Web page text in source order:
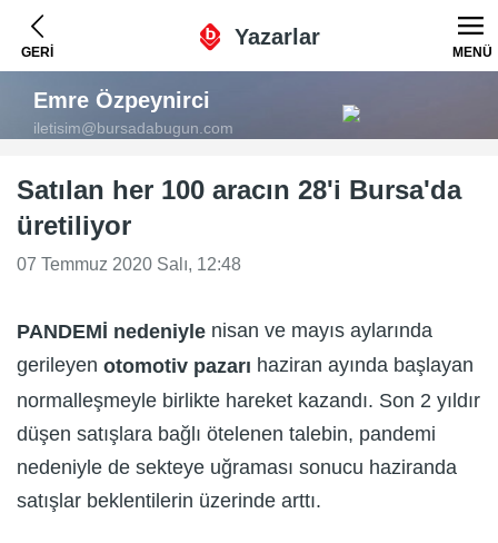
GERİ
Yazarlar
MENÜ
Emre Özpeynirci
iletisim@bursadabugun.com
Satılan her 100 aracın 28'i Bursa'da
üretiliyor
07 Temmuz 2020 Salı, 12:48
PANDEMİ nedeniyle nisan ve mayıs aylarında
gerileyen otomotiv pazarı haziran ayında başlayan
normalleşmeyle birlikte hareket kazandı. Son 2 yıldır
düşen satışlara bağlı ötelenen talebin, pandemi
nedeniyle de sekteye uğraması sonucu haziranda
satışlar beklentilerin üzerinde arttı.